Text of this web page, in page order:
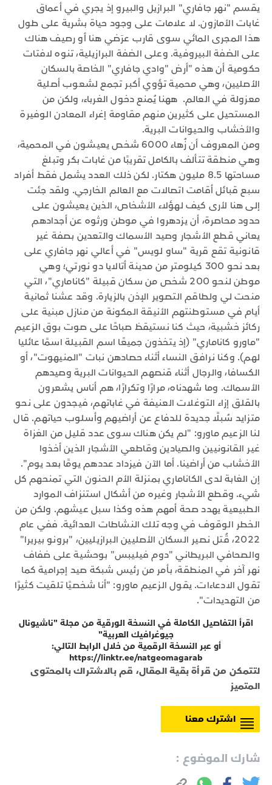
يقسم "نهر جافاري" البرازيل والبيرو إذ يجري في أعماق
غابات الأمازون. لا علامات على وجود حياة بشرية على طول
هذا المجرى المائي سوى قارب عرَضي هنا أو رصيف هناك
على الضفة البيروفية. وعلى الضفة البرازيلية، تنوه لافتات
حكومية أن هذه "أرض "وادي جافاري" الخاصة بالسكان
الأصليين، وهي محمية تؤوي أكبر تجمع لشعوب أصلية
معزولة في العالم. ههنا يُمنع دخول الغرباء، ولكن من
المستحيل على كثيرين منهم مقاومة إغراء المعادن الوفيرة
والأخشاب والحيوانات البرية.
ومن المعروف أن زُهاء 6000 شخص يعيشون في المحمية،
وهي منطقة تتألف بالكامل تقريبًا من غابات بكر وتبلغ
مساحتها 8.5 مليون هكتار. لكن ذلك العدد يشمل فقط أفراد
سبع قبائل أقامت اتصالات مع العالم الخارجي. ولقد جئت
إلى هنا لأرى كيف لهؤلاء الأشخاص، الذين يعيشون على
حدود محاصرة، أن يزدهروا في موطن ورثوه عن أجدادهم
يعاني قطع الأشجار وصيد الأسماك والتعدين بصفة غير
قانونية تقع قرية "ساو لويس" في أعالي نهر جافاري على
بعد نحو 300 كيلومتر من مدينة أتالايا دو نورتي؛ وهي
موطن لنحو 200 شخص من سكان قبيلة "كاناماري"، التي
منحت لي ولطاقم التصوير الإذن بالزيارة. وقد عشنا ثمانية
أيام في مستوطنتهم الأنيقة المكونة من منازل مبنية على
ركائز خشبية، حيث كنا نستيقظ صباحًا على صوت بوق الزعيم
"ماورو كاناماري" (إذ يتخذون جميعًا اسم القبيلة اسمًا عائليا
لهم). وكنا نرافق النساء أثناء حصادهن نبات "المنيهوت"، أو
الكسافا، والرجال أثناء قنصهم الحيوانات البرية وصيدهم
الأسماك. وما شهدناه، مرارًا وتكرارًا، هم أناس يشعرون
بالقلق إزاء التوغلات العنيفة في غاباتهم، فيجدون على نحو
متزايد سُبلًا جديدة للدفاع عن أراضيهم وأسلوب حياتهم. قال
لنا الزعيم ماورو: "لم يكن هناك سوى عدد قليل من الغزاة
غير القانونيين والصيادين وقاطعي الأشجار الذين أخذوا
الأخشاب من أراضينا. أما الآن فيزداد عددهم يومًا بعد يوم".
إن الغابة لدى الكاناماري بمنزلة الأم الحنون التي تمنحهم كل
شيء. وقطع الأشجار وغيره من أشكال استنزاف الموارد
الطبيعية يهدد صحة أمهم هذه وكذا سبل عيشهم. ولكن من
الخطر الوقوف في وجه تلك النشاطات العدائية. ففي عام
2022، قُتل نصير السكان الأصليين البرازيليين، "برونو بيريرا"
والصحافي البريطاني "دوم فيليبس" بوحشية على ضفاف
نهر آخر في المنطقة، بأمر من رئيس شبكة صيد إجرامية كما
تقول الادعاءات. يقول الزعيم ماورو: "أنا شخصيًا تلقيت كثيرًا
من التهديدات".
اقرأ التفاصيل الكاملة في النسخة الورقية من مجلة "ناشيونال
جيوغرافيك العربية"
أو عبر النسخة الرقمية من خلال الرابط التالي:
https://linktr.ee/natgeomagarab
لتتمكن من قرأة بقية المقال، قم بالاشتراك بالمحتوى
المتميز
اشترك معنا
شارك الموضوع :